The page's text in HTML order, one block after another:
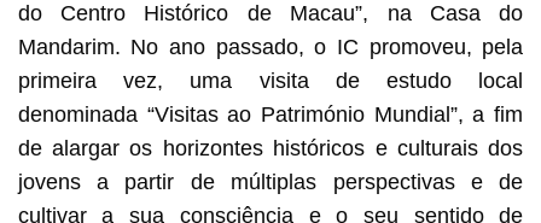
do Centro Histórico de Macau”, na Casa do
Mandarim. No ano passado, o IC promoveu, pela
primeira vez, uma visita de estudo local
denominada “Visitas ao Património Mundial”, a fim
de alargar os horizontes históricos e culturais dos
jovens a partir de múltiplas perspectivas e de
cultivar a sua consciência e o seu sentido de